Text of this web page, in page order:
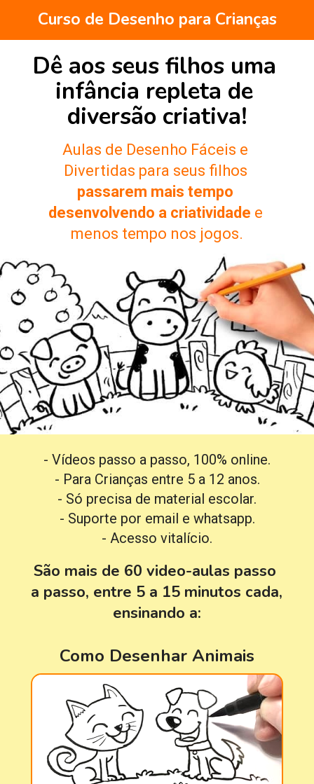
Curso de Desenho para Crianças
Dê aos seus filhos uma
infância repleta de
diversão criativa!
Aulas de Desenho Fáceis e
passarem mais tempo
desenvolvendo a criatividade e
menos tempo nos jogos.
Como Desenhar Animais
São mais de 60 video-aulas passo
a passo, entre 5 a 15 minutos cada,
ensinando a:
- Vídeos passo a passo, 100% online.
- Para Crianças entre 5 a 12 anos.
- Só precisa de material escolar.
- Suporte por email e whatsapp.
- Acesso vitalício.